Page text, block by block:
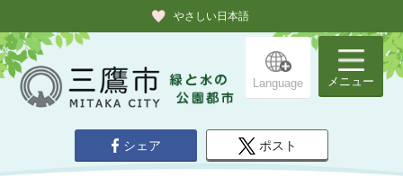
やさしい日本語
Language メニュー
シェア ポスト